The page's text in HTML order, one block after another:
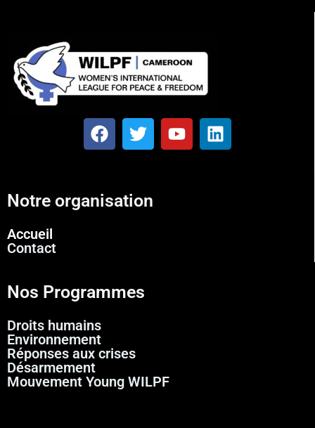
Notre organisation
Accueil
Contact
Nos Programmes
Droits humains
Environnement
Réponses aux crises
Désarmement
Mouvement Young WILPF